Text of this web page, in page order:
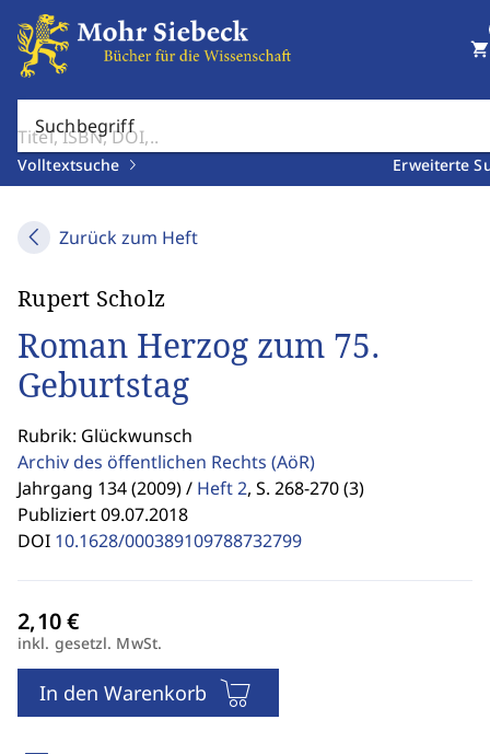
Suchbegriff
Volltextsuche Erweiterte
shopping_cart
Zurück zum Heft
Rupert Scholz
Roman Herzog zum 75.
Geburtstag
Rubrik: Glückwunsch
Archiv des öffentlichen Rechts (AöR)
Jahrgang 134 (2009) / Heft 2, S. 268-270 (3)
Publiziert 09.07.2018
DOI 10.1628/000389109788732799
inkl. gesetzl. MwSt.
In den Warenkorb